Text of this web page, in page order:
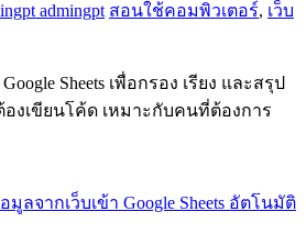
admingpt สอนใช้คอมพิวเตอร์, เว็บ
Sheets เพื่อกรอง เรียง และสรุป
งเขียนโค้ด เหมาะกับคนที่ต้องการ